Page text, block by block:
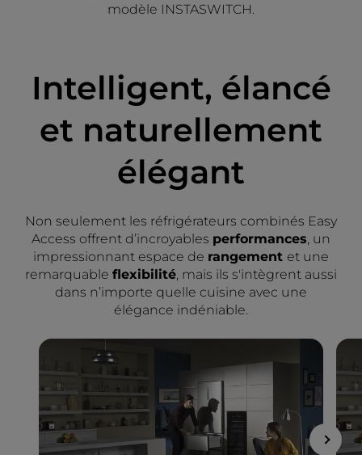
modèle INSTASWITCH.
Intelligent, élancé
et naturellement
élégant
Non seulement les réfrigérateurs combinés Easy
Access offrent d’incroyables performances , un
impressionnant espace de rangement et une
remarquable flexibilité , mais ils s'intègrent aussi
dans n’importe quelle cuisine avec une
élégance indéniable.